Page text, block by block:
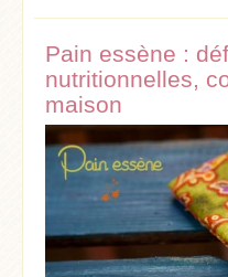
Pain essène :
nutritionnelles,
maison